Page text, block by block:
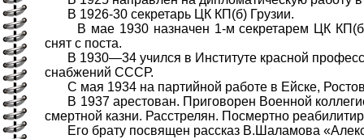
В 1926-30 секретарь ЦК КП(б) Грузии.
В мае 1930 назначен 1-м секретарем ЦК КП(б)
снят с поста.
В 1930—34 учился в Институте красной
снабжений СССР.
С мая 1934 на партийной работе в Ейске,
В 1937 арестован. Приговорен Военной
смертной казни. Расстрелян. Посмертно
Его брату посвящен рассказ В.Шаламова